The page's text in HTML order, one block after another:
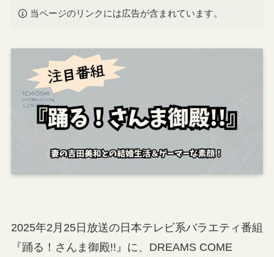
当ページのリンクには広告が含まれています。
2025年2月25日放送の日本テレビ系バラエティ番組
『踊る！さんま御殿!!』に、DREAMS COME